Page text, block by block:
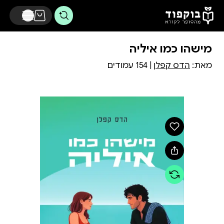
דלג לתוכן הראשי
מישהו כמו איליה
מאת: הדס קפלן